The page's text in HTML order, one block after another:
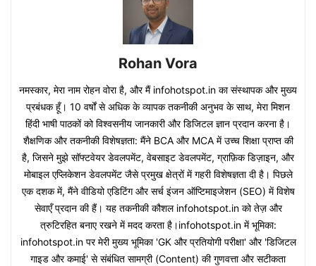
Rohan Vora
नमस्कार, मेरा नाम रोहन वोरा है, और मैं infohotspot.in का संस्थापक और मुख्य
प्रबंधक हूँ। 10 वर्षों से अधिक के व्यापक तकनीकी अनुभव के साथ, मेरा मिशन
हिंदी भाषी पाठकों को विश्वसनीय जानकारी और डिजिटल ज्ञान प्रदान करना है।
शैक्षणिक और तकनीकी विशेषज्ञता: मैंने BCA और MCA में उच्च शिक्षा प्राप्त की
है, जिसने मुझे सॉफ्टवेयर डेवलपमेंट, वेबसाइट डेवलपमेंट, ग्राफ़िक डिज़ाइन, और
मोबाइल एप्लिकेशन डेवलपमेंट जैसे प्रमुख क्षेत्रों में गहरी विशेषज्ञता दी है। पिछले
एक दशक में, मैंने वीडियो एडिटिंग और सर्च इंजन ऑप्टिमाइजेशन (SEO) में विशेष
सेवाएँ प्रदान की हैं। यह तकनीकी कौशल infohotspot.in को तेज़ और
त्रुटिरहित बनाए रखने में मदद करता है।infohotspot.in में भूमिका:
infohotspot.in पर मेरी मुख्य भूमिका 'GK और प्रतियोगी परीक्षा' और 'डिजिटल
गाइड और कमाई' से संबंधित सामग्री (Content) की गुणवत्ता और सटीकता